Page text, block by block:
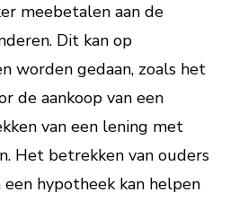
meebetalen aan de
Dit kan op
worden gedaan, zoals het
de aankoop van een
van een lening met
Het betrekken van ouders
hypotheek kan helpen